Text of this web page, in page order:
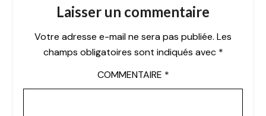
Laisser un commentaire
Votre adresse e-mail ne sera pas publiée. Les
champs obligatoires sont indiqués avec *
COMMENTAIRE *